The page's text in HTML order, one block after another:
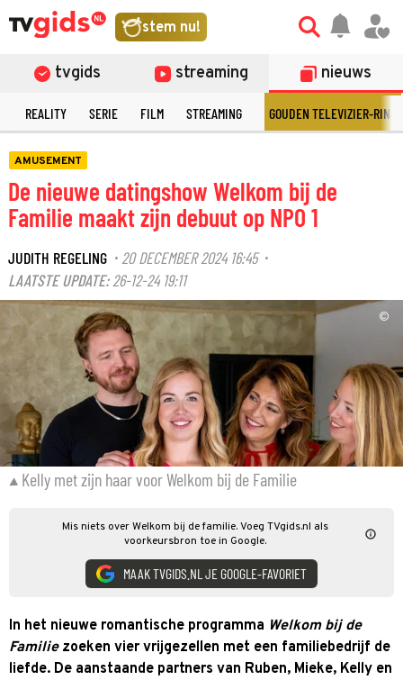
stem nu!
tvgids streaming nieuws
REALITY SERIE FILM STREAMING GOUDEN TELEVIZIER-RING
AMUSEMENT
De nieuwe datingshow Welkom bij de
Familie maakt zijn debuut op NPO 1
JUDITH REGELING · 20 DECEMBER 2024 16:45·
LAATSTE UPDATE: 26-12-24 19:11
©
Kelly met zijn haar voor Welkom bij de Familie
Mis niets over Welkom bij de familie. Voeg TVgids.nl als
voorkeursbron toe in Google.
MAAK TVGIDS.NL JE GOOGLE-FAVORIET
In het nieuwe romantische programma Welkom bij de
Familiezoeken vier vrijgezellen met een familiebedrijf de
liefde. De aanstaande partners van Ruben, Mieke, Kelly en